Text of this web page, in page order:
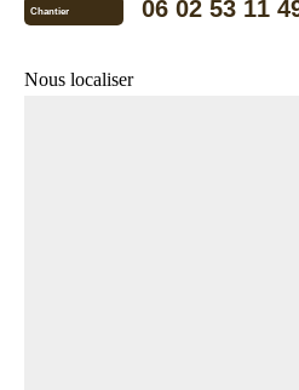
Chantier 06 02 53 11
Nous localiser